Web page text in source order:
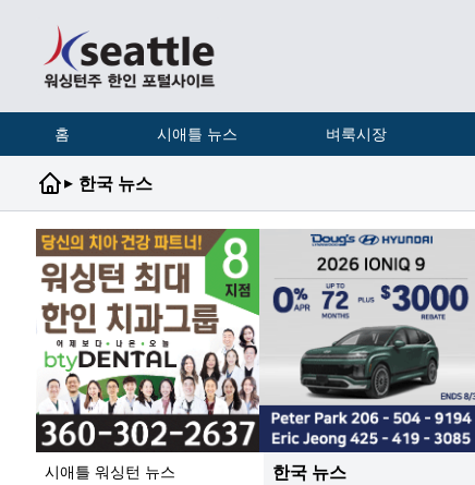
홈 시애틀 뉴스 벼룩시장
▸ 한국 뉴스
시애틀 워싱턴 뉴스
한국 뉴스